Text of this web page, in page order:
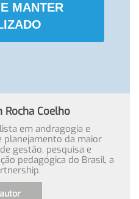
MANTER
Rocha Coelho
em andragogia e
planejamento da maior
gestão, pesquisa e
pedagógica do Brasil, a